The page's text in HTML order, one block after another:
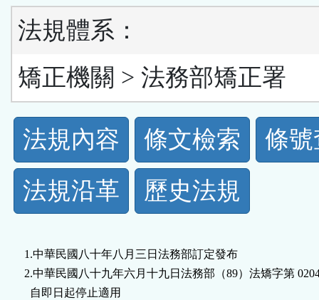
法規體系：
矯正機關 > 法務部矯正署
法
規
功
按
法規內容 條文檢索
條
法規沿革
歷史法規
1.中華民國八十年八月三日法務部訂定發布
2.中華民國八十九年六月十九日法務部（89）法矯字第
  自即日起停止適用